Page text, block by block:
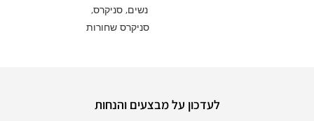
נשים,סניקרס,
סניקרס שחורות
לעדכון על מבצעים והנחות